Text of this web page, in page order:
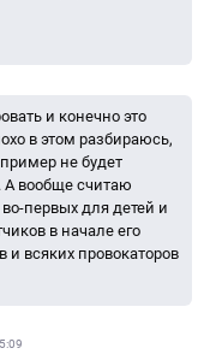
и конечно это
в этом разбираюсь,
не будет
А вообще считаю
первых для детей и
в начале его
всяких провокаторов